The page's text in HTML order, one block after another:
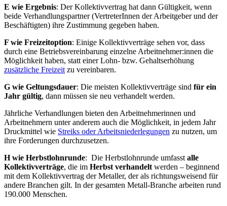
E wie Ergebnis: Der Kollektivvertrag hat dann Gültigkeit, wenn
beide Verhandlungspartner (VertreterInnen der Arbeitgeber und der
Beschäftigten) ihre Zustimmung gegeben haben.
F wie Freizeitoption: Einige Kollektivverträge sehen vor, dass
durch eine Betriebsvereinbarung einzelne Arbeitnehmer:innen die
Möglichkeit haben, statt einer Lohn- bzw. Gehaltserhöhung
zusätzliche Freizeit zu vereinbaren.
G wie Geltungsdauer: Die meisten Kollektivverträge sind für ein
Jahr gültig, dann müssen sie neu verhandelt werden.
Jährliche Verhandlungen bieten den Arbeitnehmerinnen und
Arbeitnehmern unter anderem auch die Möglichkeit, in jedem Jahr
Druckmittel wie Streiks oder Arbeitsniederlegungen zu nutzen, um
ihre Forderungen durchzusetzen.
H wie Herbstlohnrunde: Die Herbstlohnrunde umfasst alle
Kollektivverträge, die im Herbst verhandelt werden – beginnend
mit dem Kollektivvertrag der Metaller, der als richtungsweisend für
andere Branchen gilt. In der gesamten Metall-Branche arbeiten rund
190.000 Menschen.